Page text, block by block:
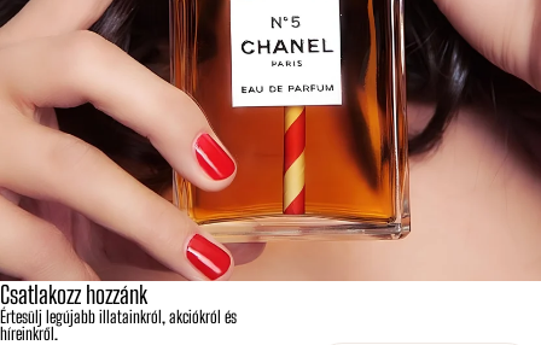
Csatlakozz hozzánk
Értesülj legújabb illatainkról, akciókról és
híreinkről.